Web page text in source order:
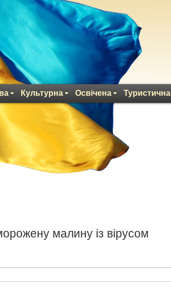
Культурна Освічена Туристична
малину із вірусом